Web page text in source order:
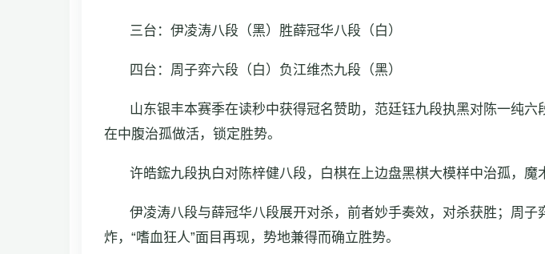
三台：伊凌涛八段（黑）胜薛冠华八段（白）
四台：周子弈六段（白）负江维杰九段（黑）
山东银丰本赛季在读秒中获得冠名赞助，范廷钰九段执黑对陈一纯
在中腹治孤做活，锁定胜势。
许皓鋐九段执白对陈梓健八段，白棋在上边盘黑棋大模样中治孤，魔
伊凌涛八段与薛冠华八段展开对杀，前者妙手奏效，对杀获胜；周
炸，“嗜血狂人”面目再现，势地兼得而确立胜势。